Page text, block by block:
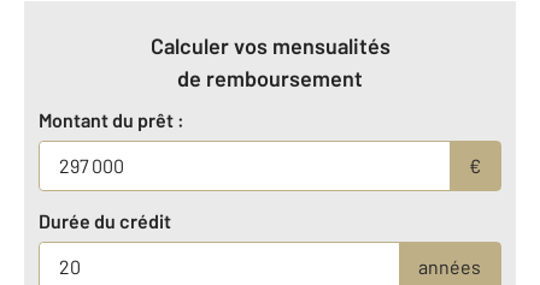
Calculer vos mensualités
de remboursement
Montant du prêt :
€
Durée du crédit
années